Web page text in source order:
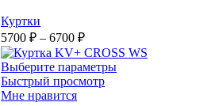
Куртки
5700₽ – 6700₽Диапазон
цен:
5700 ₽
–
Выберите параметры
Быстрый просмотр
Мне нравится